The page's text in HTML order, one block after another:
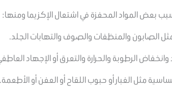
بعض المواد المحفزة في اشتعال الإكزيما ومنها:
الصابون والمنظفات والصوف والتهابات الجلد.
الرطوبة والحرارة والتعرق أو الإجهاد
مثل الغبار أو حبوب اللقاح أو العفن أو الأطعمة.